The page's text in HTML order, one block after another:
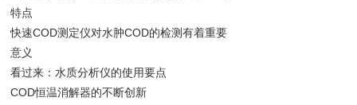
特点
快速COD测定仪对水肿COD的检测有着重要
意义
看过来：水质分析仪的使用要点
COD恒温消解器的不断创新